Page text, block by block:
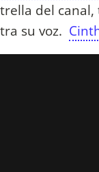
del
su voz.